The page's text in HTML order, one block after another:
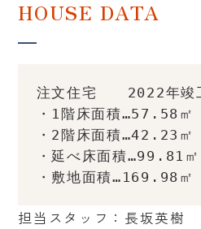
HOUSE DATA
注文住宅　　2022年竣
・1階床面積…57.58㎡
・2階床面積…42.23㎡
・延べ床面積…99.81㎡
・敷地面積…169.98㎡
担当スタッフ：長坂英樹